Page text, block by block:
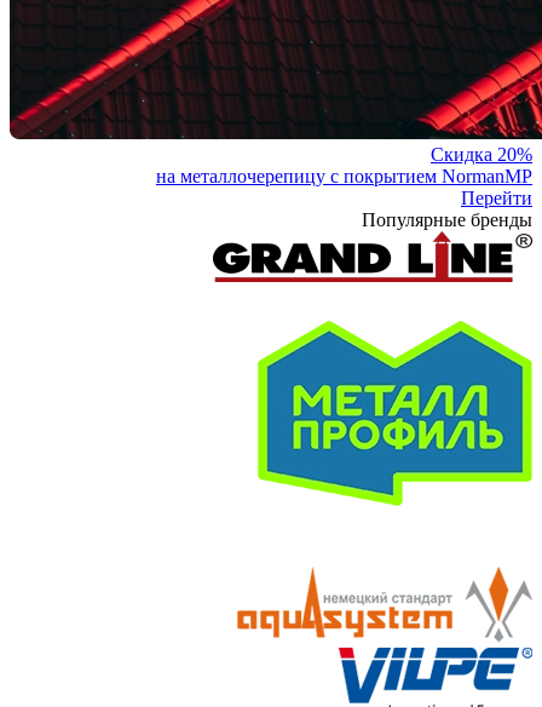
Скидка 20%
на металлочерепицу с покрытием NormanMP
Перейти
Популярные бренды